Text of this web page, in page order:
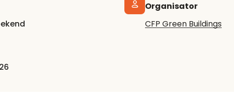
Organisator
CFP Green Buildings